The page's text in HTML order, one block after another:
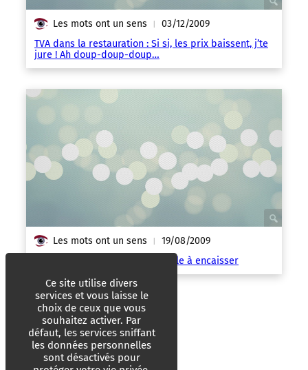
Les mots ont un sens | 03/12/2009
TVA dans la restauration : Si si, les prix baissent, j’te
jure ! Ah doup-doup-doup…
Les mots ont un sens | 19/08/2009
Restauration : une baisse difficile à encaisser
Ce site utilise divers
services et vous laisse le
choix de ceux que vous
souhaitez activer. Par
défaut, les services sniffant
les données personnelles
sont désactivés pour